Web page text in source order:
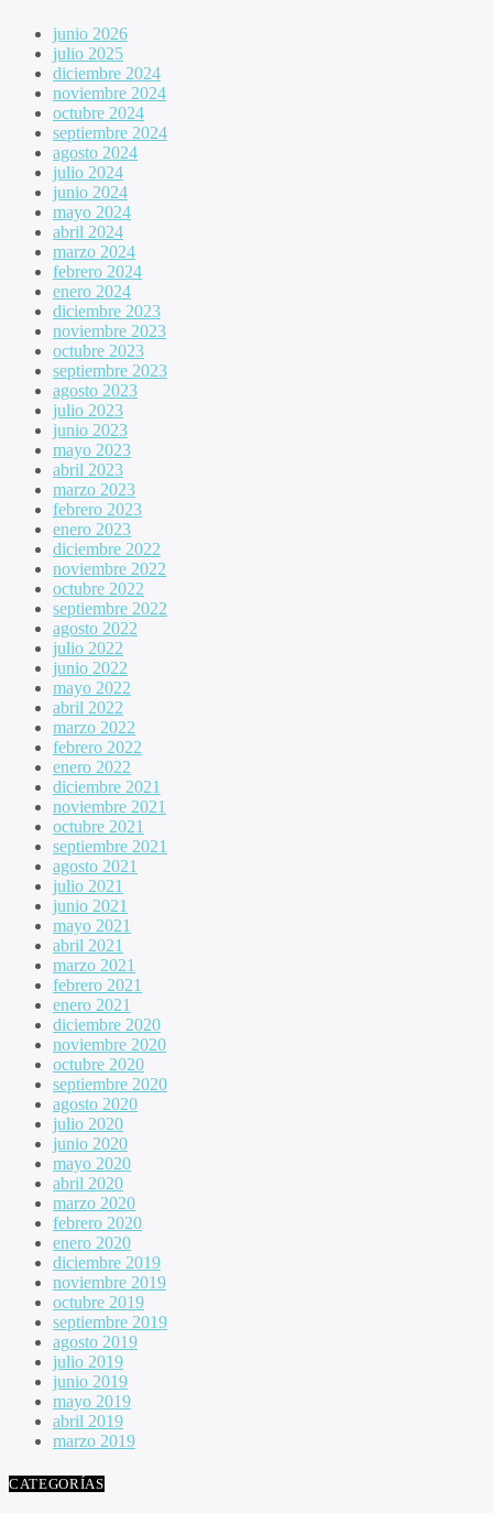
junio 2026
julio 2025
diciembre 2024
noviembre 2024
octubre 2024
septiembre 2024
agosto 2024
julio 2024
junio 2024
mayo 2024
abril 2024
marzo 2024
febrero 2024
enero 2024
diciembre 2023
noviembre 2023
octubre 2023
septiembre 2023
agosto 2023
julio 2023
junio 2023
mayo 2023
abril 2023
marzo 2023
febrero 2023
enero 2023
diciembre 2022
noviembre 2022
octubre 2022
septiembre 2022
agosto 2022
julio 2022
junio 2022
mayo 2022
abril 2022
marzo 2022
febrero 2022
enero 2022
diciembre 2021
noviembre 2021
octubre 2021
septiembre 2021
agosto 2021
julio 2021
junio 2021
mayo 2021
abril 2021
marzo 2021
febrero 2021
enero 2021
diciembre 2020
noviembre 2020
octubre 2020
septiembre 2020
agosto 2020
julio 2020
junio 2020
mayo 2020
abril 2020
marzo 2020
febrero 2020
enero 2020
diciembre 2019
noviembre 2019
octubre 2019
septiembre 2019
agosto 2019
julio 2019
junio 2019
mayo 2019
abril 2019
marzo 2019
CATEGORÍAS